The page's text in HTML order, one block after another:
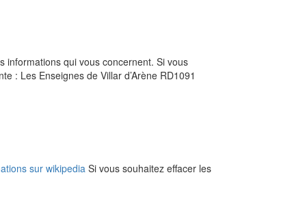
informations qui vous concernent. Si vous
: Les Enseignes de Villar d’Arène RD1091
sur wikipediaSi vous souhaitez effacer les